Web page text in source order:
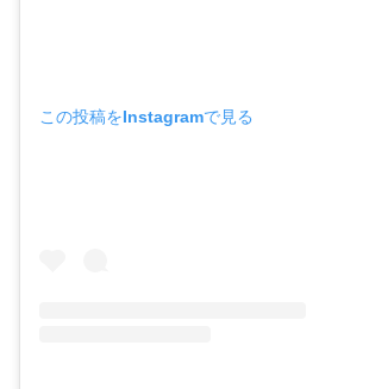
この投稿をInstagramで見る